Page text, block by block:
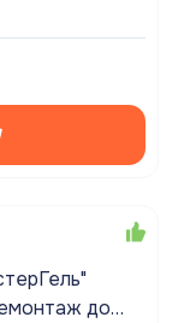
до